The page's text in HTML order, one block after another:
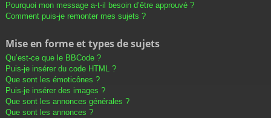
Pourquoi mon message a-t-il besoin d’être approuvé ?
Comment puis-je remonter mes sujets ?
Mise en forme et types de sujets
Qu’est-ce que le BBCode ?
Puis-je insérer du code HTML ?
Que sont les émoticônes ?
Puis-je insérer des images ?
Que sont les annonces générales ?
Que sont les annonces ?